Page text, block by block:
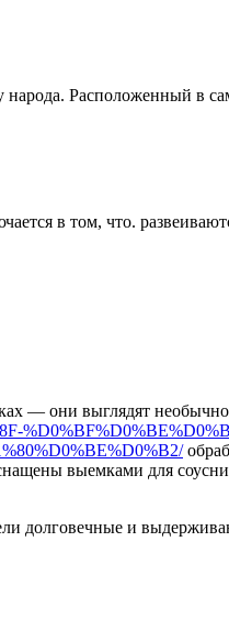
Расположенный в
в том, что.
— они выглядят
выемками для
долговечные и